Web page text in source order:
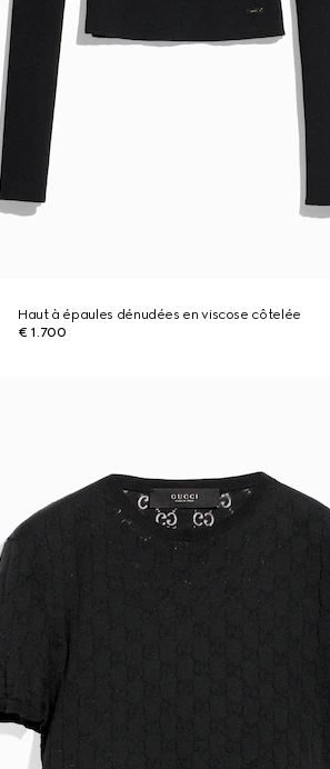
Haut à épaules dénudées en viscose côtelée
€ 1.700